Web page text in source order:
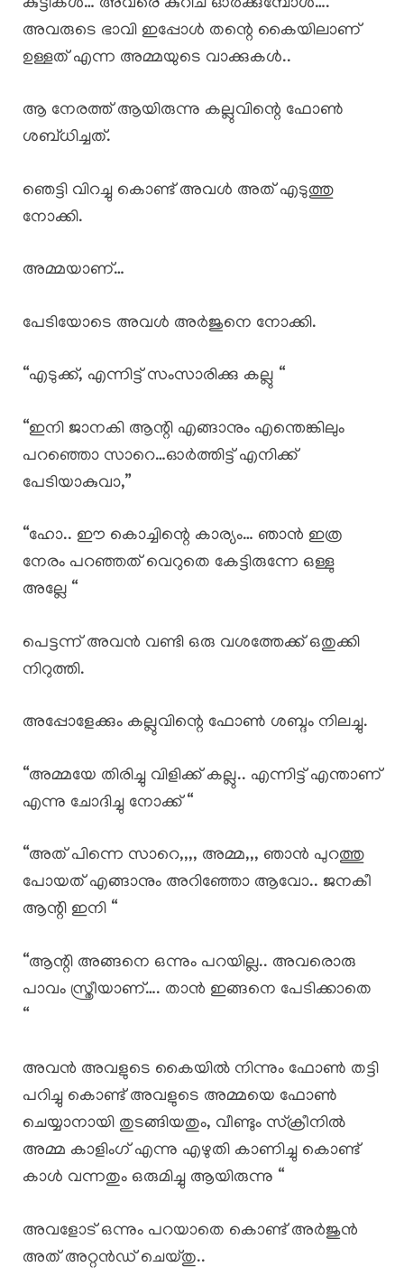
അവരുടെ ഭാവി ഇപ്പോൾ തന്റെ കൈയിലാണ്
ഉള്ളത് എന്ന അമ്മയുടെ വാക്കുകൾ..
ആ നേരത്ത് ആയിരുന്നു കല്ലുവിന്റെ ഫോൺ
ശബ്ധിച്ചത്.
ഞെട്ടി വിറച്ചു കൊണ്ട് അവൾ അത് എടുത്തു
നോക്കി.
അമ്മയാണ്…
പേടിയോടെ അവൾ അർജുനെ നോക്കി.
“എടുക്ക്, എന്നിട്ട് സംസാരിക്കു കല്ലു “
“ഇനി ജാനകി ആന്റി എങ്ങാനും എന്തെങ്കിലും
പറഞ്ഞൊ സാറെ…ഓർത്തിട്ട് എനിക്ക്
പേടിയാകുവാ,”
“ഹോ.. ഈ കൊച്ചിന്റെ കാര്യം… ഞാൻ ഇത്ര
നേരം പറഞ്ഞത് വെറുതെ കേട്ടിരുന്നേ ഒള്ളു
അല്ലേ “
പെട്ടന്ന് അവൻ വണ്ടി ഒരു വശത്തേക്ക് ഒതുക്കി
നിറുത്തി.
അപ്പോളേക്കും കല്ലുവിന്റെ ഫോൺ ശബ്ദം നിലച്ചു.
“അമ്മയേ തിരിച്ചു വിളിക്ക് കല്ലു.. എന്നിട്ട് എന്താണ്
എന്നു ചോദിച്ചു നോക്ക് “
“അത് പിന്നെ സാറെ,,,, അമ്മ,,, ഞാൻ പുറത്തു
പോയത് എങ്ങാനും അറിഞ്ഞോ ആവോ.. ജനകീ
ആന്റി ഇനി “
“ആന്റി അങ്ങനെ ഒന്നും പറയില്ല.. അവരൊരു
പാവം സ്ത്രീയാണ്…. താൻ ഇങ്ങനെ പേടിക്കാതെ
“
അവൻ അവളുടെ കൈയിൽ നിന്നും ഫോൺ തട്ടി
പറിച്ചു കൊണ്ട് അവളുടെ അമ്മയെ ഫോൺ
ചെയ്യാനായി തുടങ്ങിയതും, വീണ്ടും സ്ക്രീനിൽ
അമ്മ കാളിംഗ് എന്നു എഴുതി കാണിച്ചു കൊണ്ട്
കാൾ വന്നതും ഒരുമിച്ചു ആയിരുന്നു “
അവളോട് ഒന്നും പറയാതെ കൊണ്ട് അർജുൻ
അത് അറ്റൻഡ് ചെയ്തു..